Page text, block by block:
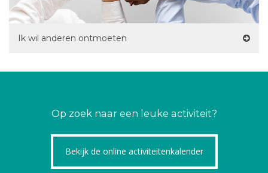
Ik wil anderen ontmoeten
Op zoek naar een leuke activiteit?
Bekijk de online activiteitenkalender